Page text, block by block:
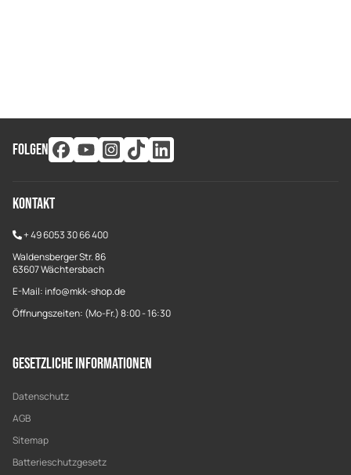
FOLGEN
Kontakt
+49 6053 30 66 400
Waldensberger Str. 86
63607 Wächtersbach
E-Mail: info@mkk-shop.de
Öffnungszeiten: (Mo-Fr.) 8:00 - 16:30
Gesetzliche Informationen
Datenschutz
AGB
Sitemap
Batterieschutzgesetz